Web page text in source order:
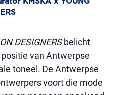
DESIGNERSbelicht
van Antwerpse
toneel. De Antwerpse
voort die mode